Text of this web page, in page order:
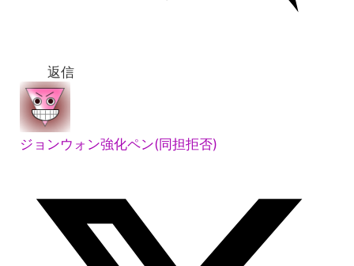
返信
ジョンウォン強化ペン(同担拒否)